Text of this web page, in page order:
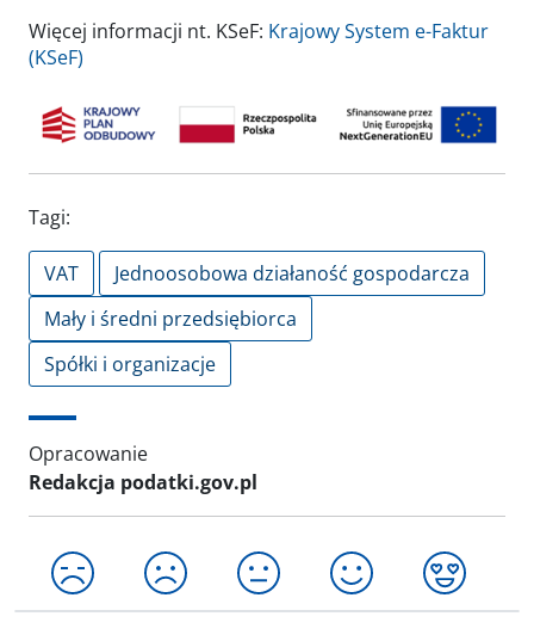
Więcej informacji nt. KSeF: Krajowy System e-Faktur
(KSeF)
Tagi:
VAT
Jednoosobowa działaność gospodarcza
Mały i średni przedsiębiorca
Spółki i organizacje
Opracowanie
Redakcja podatki.gov.pl